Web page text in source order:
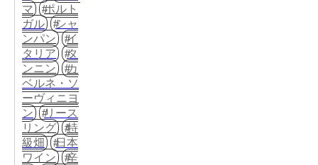
マ
ポルト
ガル
シャ
ンパン
イ
タリア
タ
ンニン
カ
ベルネ・ソ
ーヴィニヨ
ン
リース
リング
特
級畑
日本
ワイン
辛